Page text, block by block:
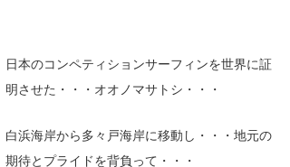
日本のコンペティションサーフィンを世界に証
明させた・・・オオノマサトシ・・・
白浜海岸から多々戸海岸に移動し・・・地元の
期待とプライドを背負って・・・